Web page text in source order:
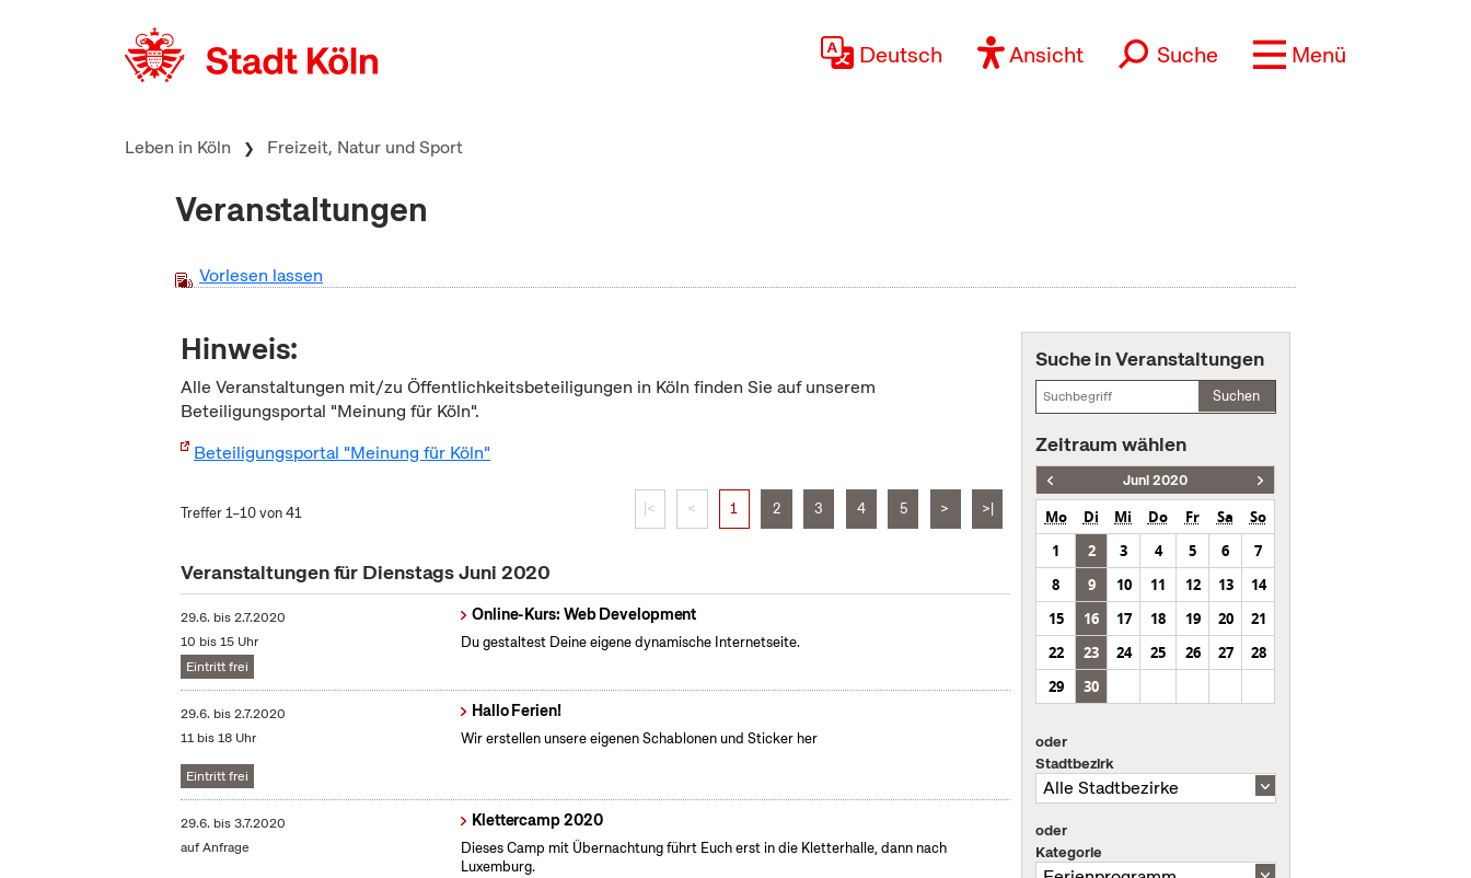
Deutsch Ansicht Suche Menü
Leben in Köln Freizeit, Natur und Sport
Veranstaltungen
Vorlesen lassen
Hinweis:
Alle Veranstaltungen mit/zu Öffentlichkeitsbeteiligungen in Köln finden Sie auf unserem
Beteiligungsportal "Meinung für Köln".
Beteiligungsportal "Meinung für Köln"
Treffer 1–10 von 41 |< < 1 2 3 4 5 > >|
Veranstaltungen für Dienstags Juni 2020
29.6. bis2.7.2020
10 bis 15 Uhr
Eintritt frei
Online-Kurs: Web Development
Du gestaltest Deine eigene dynamische Internetseite.
29.6. bis2.7.2020
11 bis 18 Uhr
Eintritt frei
Hallo Ferien!
Wir erstellen unsere eigenen Schablonen und Sticker her
29.6. bis3.7.2020
auf Anfrage
Klettercamp 2020
Dieses Camp mit Übernachtung führt Euch erst in die Kletterhalle, dann nach
Luxemburg.
Suche in Veranstaltungen
Suchen
Zeitraum wählen
Juni 2020
Mo Di Mi Do Fr Sa
So
1
2 3 4 5 6
7
8
9 10 11 12 13
14
15
16 17 18 19 20
21
22
23 24 25 26 27
28
29
30
oder
Stadtbezirk
oder
Kategorie